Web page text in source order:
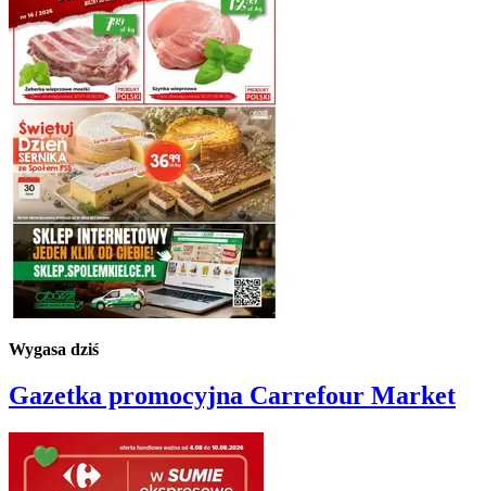
Wygasa dziś
Gazetka promocyjna Carrefour Market